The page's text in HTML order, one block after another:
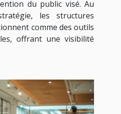
du public visé. Au
les structures
comme des outils
offrant une visibilité